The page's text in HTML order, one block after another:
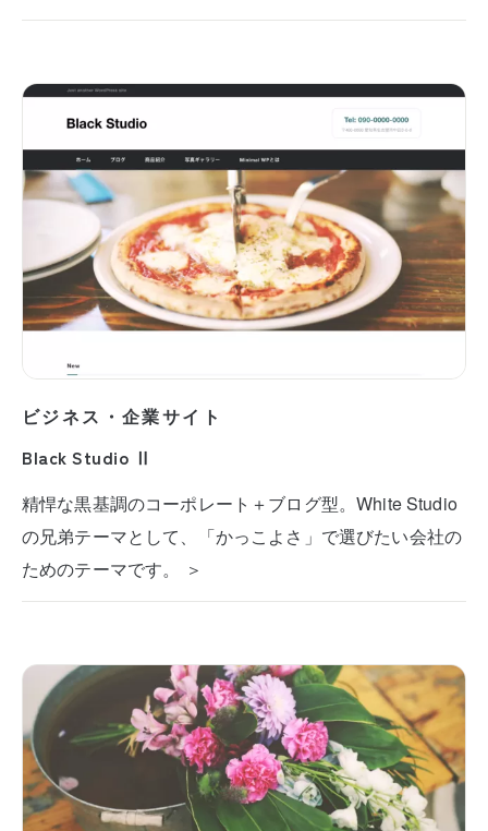
ビジネス・企業サイト
Black Studio Ⅱ
精悍な黒基調のコーポレート＋ブログ型。White Studio
の兄弟テーマとして、「かっこよさ」で選びたい会社の
ためのテーマです。 ＞